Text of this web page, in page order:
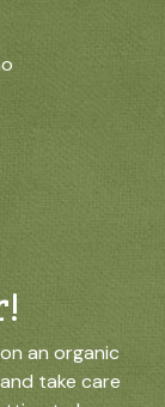
an organic
take care